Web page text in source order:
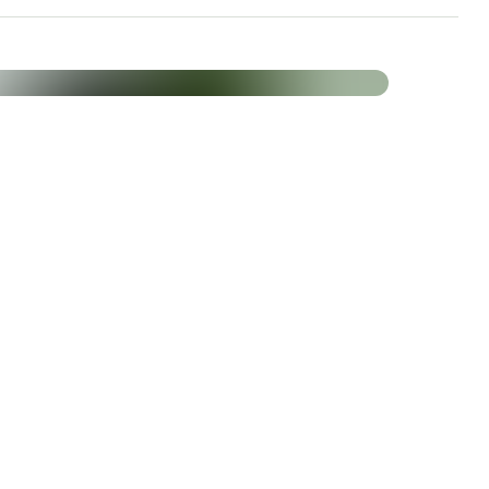
(50 mg) d’une qualité et d’une pureté
Kaneka Ubiquinol™.